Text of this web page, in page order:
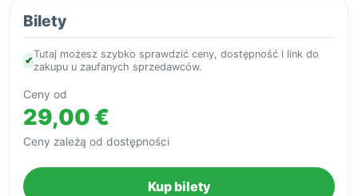
Bilety
✔
Tutaj możesz szybko sprawdzić ceny, dostępność i link do
zakupu u zaufanych sprzedawców.
Ceny od
29,00 €
Ceny zależą od dostępności
Kup bilety